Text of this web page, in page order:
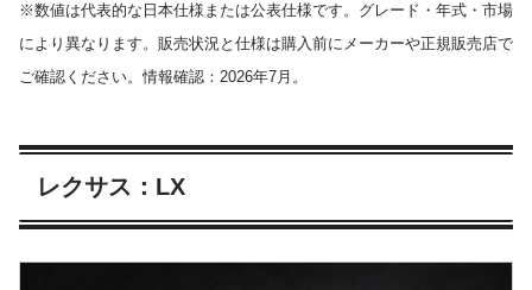
※数値は代表的な日本仕様または公表仕様です。グレード・年式・市場
により異なります。販売状況と仕様は購入前にメーカーや正規販売店で
ご確認ください。情報確認：2026年7月。
レクサス：LX